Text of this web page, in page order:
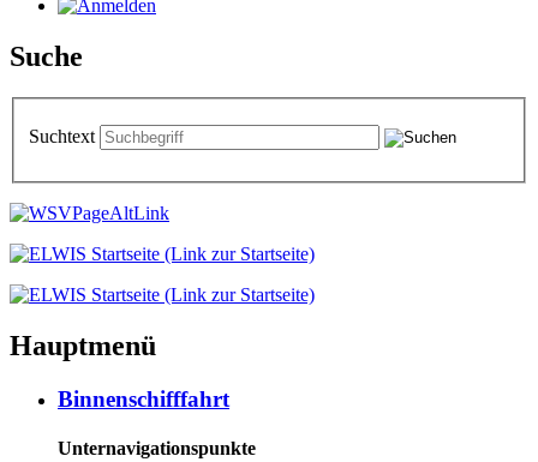
Suche
Suchtext
Hauptmenü
Binnenschifffahrt
Unternavigationspunkte